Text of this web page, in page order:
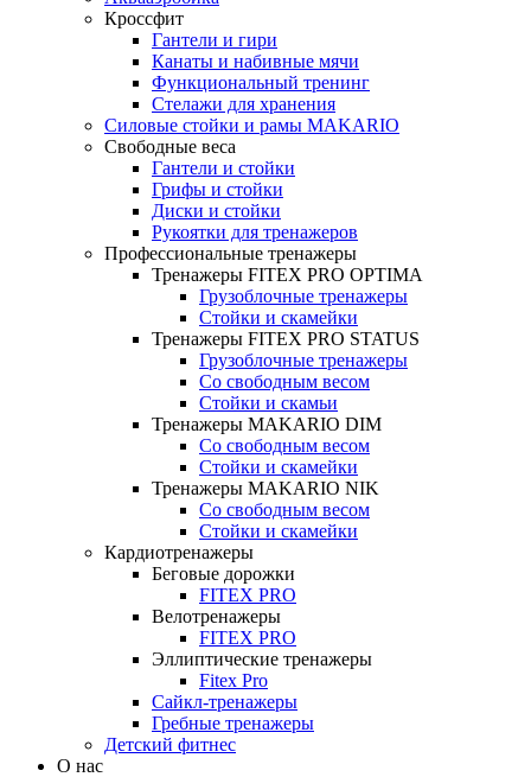
Кроссфит
Гантели и гири
Канаты и набивные мячи
Функциональный тренинг
Стелажи для хранения
Силовые стойки и рамы MAKARIO
Свободные веса
Гантели и стойки
Грифы и стойки
Диски и стойки
Рукоятки для тренажеров
Профессиональные тренажеры
Тренажеры FITEX PRO OPTIMA
Грузоблочные тренажеры
Стойки и скамейки
Тренажеры FITEX PRO STATUS
Грузоблочные тренажеры
Со свободным весом
Стойки и скамьи
Тренажеры MAKARIO DIM
Со свободным весом
Стойки и скамейки
Тренажеры MAKARIO NIK
Со свободным весом
Стойки и скамейки
Кардиотренажеры
Беговые дорожки
FITEX PRO
Велотренажеры
FITEX PRO
Эллиптические тренажеры
Fitex Pro
Сайкл-тренажеры
Гребные тренажеры
Детский фитнес
О нас